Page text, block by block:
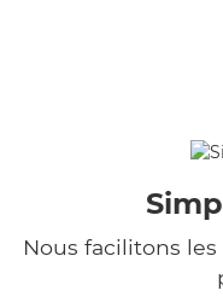
Nous facilitons